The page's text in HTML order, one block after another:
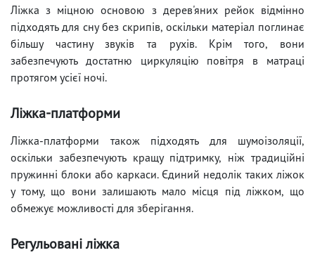
Ліжка з міцною основою з дерев'яних рейок відмінно
підходять для сну без скрипів, оскільки матеріал поглинає
більшу частину звуків та рухів. Крім того, вони
забезпечують достатню циркуляцію повітря в матраці
протягом усієї ночі.
Ліжка-платформи
Ліжка-платформи також підходять для шумоізоляції,
оскільки забезпечують кращу підтримку, ніж традиційні
пружинні блоки або каркаси. Єдиний недолік таких ліжок
у тому, що вони залишають мало місця під ліжком, що
обмежує можливості для зберігання.
Регульовані ліжка